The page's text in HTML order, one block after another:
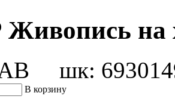
на
АВ шк:
В корзину